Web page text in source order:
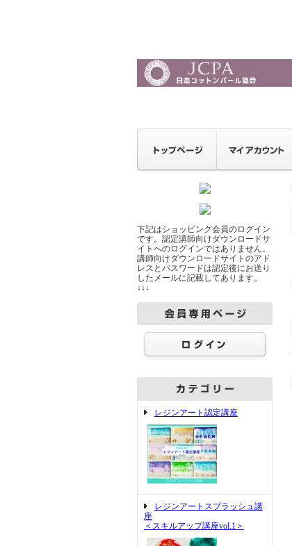
下記はショッピング会員のログイン
です。認定講師向けダウンロードサ
イトへのログインではありません。
講師向けダウンロードサイトのアド
レスとパスワードは認定後にお送り
したメールに記載してあります。
↓↓↓
レジンアート認定講座
レジンアートスプラッシュ講
座
＜スキルアップ講座vol.1＞